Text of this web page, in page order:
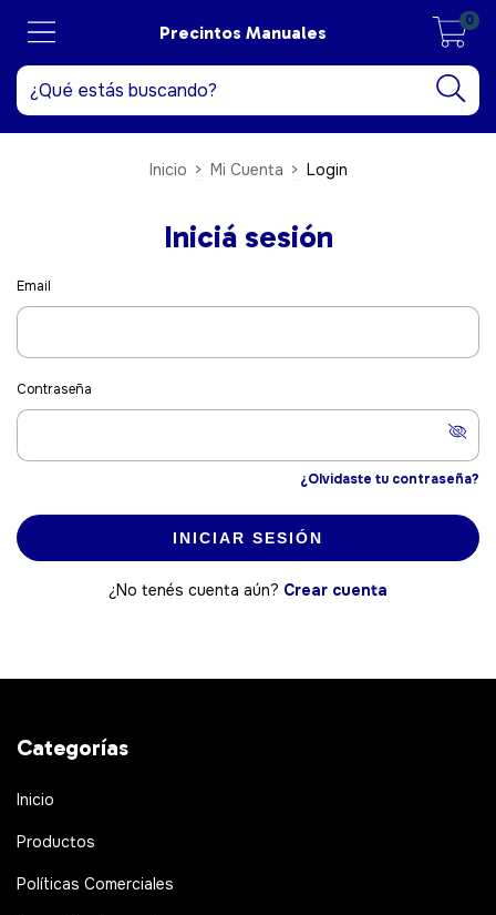
Precintos Manuales
0
Inicio > Mi Cuenta > Login
Iniciá sesión
Email
Contraseña
¿Olvidaste tu contraseña?
INICIAR SESIÓN
¿No tenés cuenta aún? Crear cuenta
Categorías
Inicio
Productos
Políticas Comerciales